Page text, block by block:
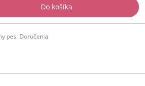
Do košíka
pes Doručenia